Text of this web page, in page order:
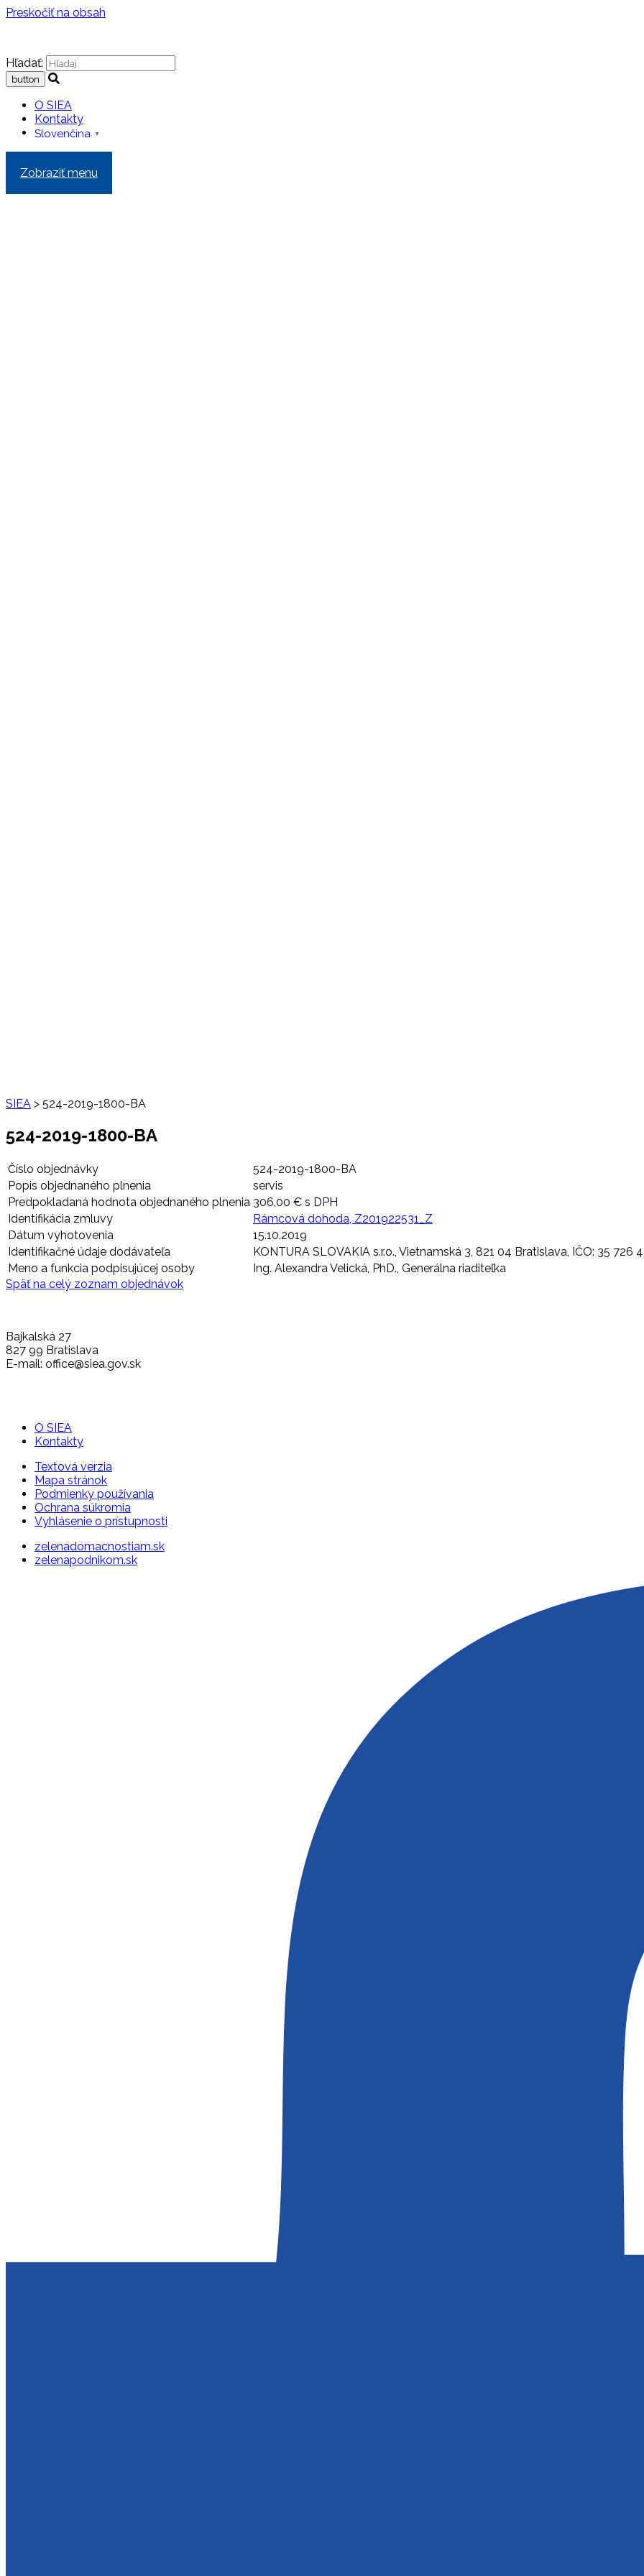
Preskočiť na obsah
Hľadať:
O SIEA
Kontakty
Slovenčina ▼
Zobraziť menu
SIEA > 524-2019-1800-BA
524-2019-1800-BA
Číslo objednávky
524-2019-1800-BA
Popis objednaného plnenia
servis
Predpokladaná hodnota objednaného plnenia 306,00 € s DPH
Identifikácia zmluvy
Rámcová dohoda, Z201922531_Z
Dátum vyhotovenia
15.10.2019
Identifikačné údaje dodávateľa
KONTURA SLOVAKIA s.r.o., Vietnamská 3, 821 04 Bratislava, IČO: 35 726
Meno a funkcia podpisujúcej osoby
Ing. Alexandra Velická, PhD., Generálna riaditeľka
Späť na celý zoznam objednávok
Bajkalská 27
827 99 Bratislava
E-mail: office@siea.gov.sk
O SIEA
Kontakty
Textová verzia
Mapa stránok
Podmienky používania
Ochrana súkromia
Vyhlásenie o prístupnosti
zelenadomacnostiam.sk
zelenapodnikom.sk